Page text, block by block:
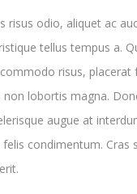
risus odio, aliquet ac
tellus tempus a.
risus, placerat
non lobortis magna.
augue at
condimentum. Cras